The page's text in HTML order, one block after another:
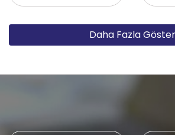
Daha Fazla Göster